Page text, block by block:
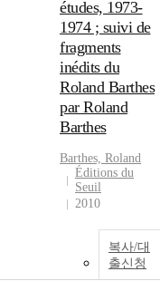
études, 1973-
1974 ; suivi de
fragments
inédits du
Roland Barthes
par Roland
Barthes
Barthes, Roland
Éditions du
Seuil
2010
복사/대
출신청